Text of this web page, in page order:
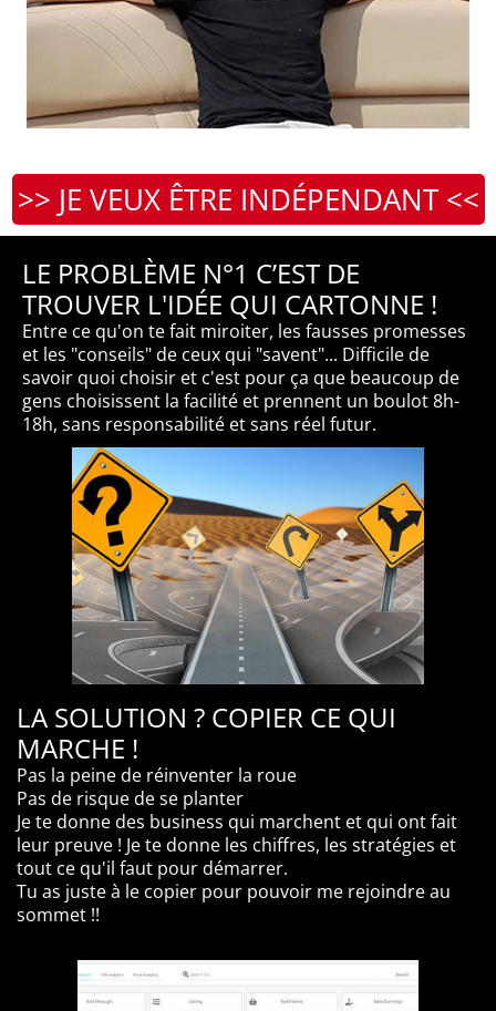
>> JE VEUX ÊTRE INDÉPENDANT <<
LE PROBLÈME N°1 C’EST DE
TROUVER L'IDÉE QUI CARTONNE !
Entre ce qu'on te fait miroiter, les fausses promesses
et les "conseils" de ceux qui "savent"... Difficile de
savoir quoi choisir et c'est pour ça que beaucoup de
gens choisissent la facilité et prennent un boulot 8h-
18h, sans responsabilité et sans réel futur.
LA SOLUTION ? COPIER CE QUI
MARCHE !
Pas la peine de réinventer la roue
Pas de risque de se planter
Je te donne des business qui marchent et qui ont fait
leur preuve ! Je te donne les chiffres, les stratégies et
tout ce qu'il faut pour démarrer.
Tu as juste à le copier pour pouvoir me rejoindre au
sommet !!